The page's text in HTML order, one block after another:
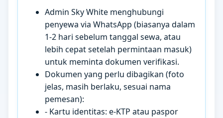
Admin Sky White menghubungi
penyewa via WhatsApp (biasanya dalam
1-2 hari sebelum tanggal sewa, atau
lebih cepat setelah permintaan masuk)
untuk meminta dokumen verifikasi.
Dokumen yang perlu dibagikan (foto
jelas, masih berlaku, sesuai nama
pemesan):
- Kartu identitas: e-KTP atau paspor